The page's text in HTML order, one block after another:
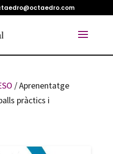
/ Aprenentatge
pràctics i